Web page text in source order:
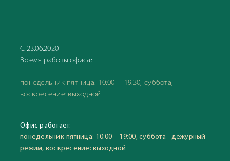
С 23.06.2020
Время работы офиса:
понедельник-пятница: 10:00 – 19:30, суббота,
воскресение: выходной
Офис работает:
понедельник-пятница: 10:00 – 19:00, суббота - дежурный
режим, воскресение: выходной